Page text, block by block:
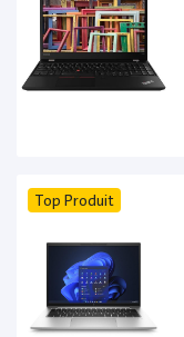
Top Produit